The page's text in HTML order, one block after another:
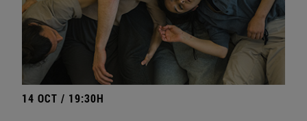
14 OCT / 19:30H